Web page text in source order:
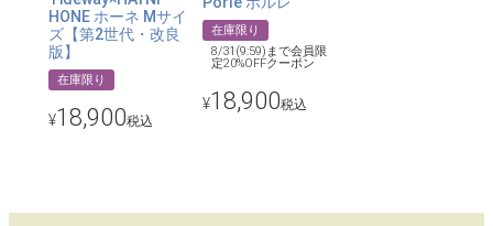
ショルダーストラップ込みで約160グラムという軽さでデイリー
に活躍します。
【本革を楽しむバッグ】
1点1点風合いや色味に個体差があります。ご使用後も、使用方
法、使用頻度、環境、気候、状態、状況より、経年変化に個体差
HONE ホーネ Mサイ
ズ【第2世代・改良
版】
在庫限り
¥18,900税込
在庫限り
8/31(9:59)まで会員限
定20%OFFクーポン
¥18,900税込